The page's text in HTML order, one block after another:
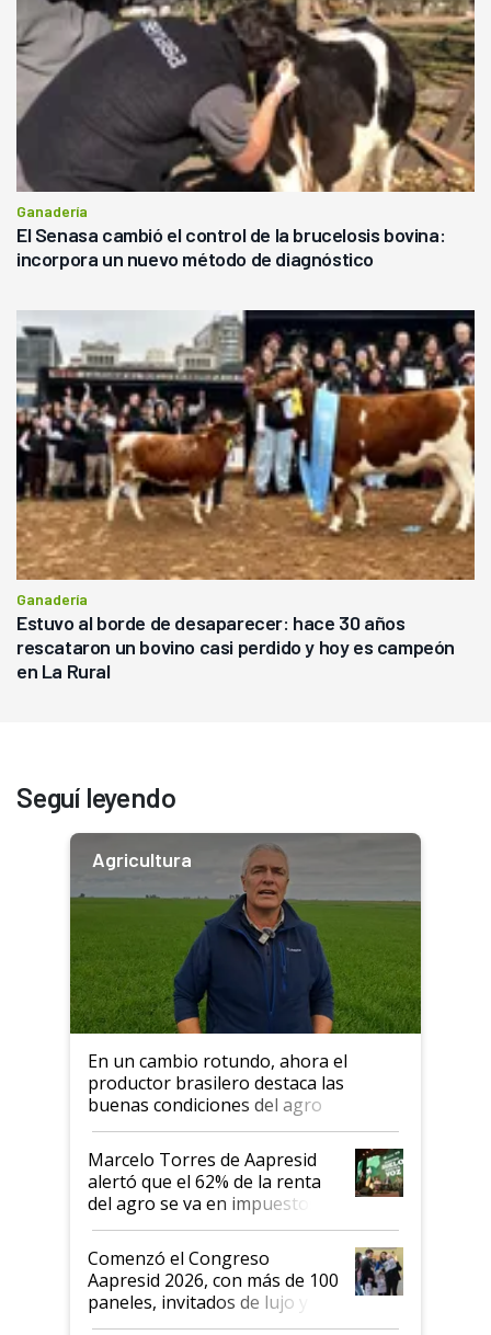
Ganadería
El Senasa cambió el control de la brucelosis bovina:
incorpora un nuevo método de diagnóstico
Ganadería
Estuvo al borde de desaparecer: hace 30 años
rescataron un bovino casi perdido y hoy es campeón
en La Rural
Seguí leyendo
Agricultura
En un cambio rotundo, ahora el
productor brasilero destaca las
buenas condiciones del agro
argentino para invertir: "Los veo
más motivados"
Marcelo Torres de Aapresid
alertó que el 62% de la renta
del agro se va en impuestos:
"No es bueno que en
Argentina se sigan discutiendo
las mismas cosas de hace 50
años"
Comenzó el Congreso
Aapresid 2026, con más de 100
paneles, invitados de lujo y
todas las tendencias